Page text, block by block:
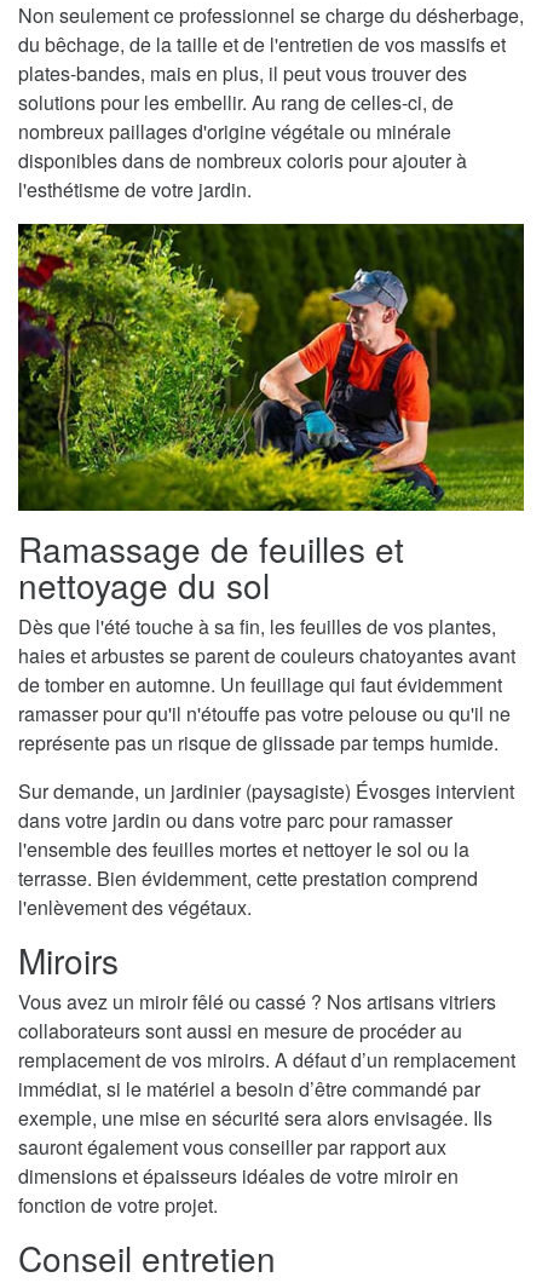
Non seulement ce professionnel se charge du désherbage,
du bêchage, de la taille et de l'entretien de vos massifs et
plates-bandes, mais en plus, il peut vous trouver des
solutions pour les embellir. Au rang de celles-ci, de
nombreux paillages d'origine végétale ou minérale
disponibles dans de nombreux coloris pour ajouter à
l'esthétisme de votre jardin.
Ramassage de feuilles et
nettoyage du sol
Dès que l'été touche à sa fin, les feuilles de vos plantes,
haies et arbustes se parent de couleurs chatoyantes avant
de tomber en automne. Un feuillage qui faut évidemment
ramasser pour qu'il n'étouffe pas votre pelouse ou qu'il ne
représente pas un risque de glissade par temps humide.
Sur demande, un jardinier (paysagiste) Évosges intervient
dans votre jardin ou dans votre parc pour ramasser
l'ensemble des feuilles mortes et nettoyer le sol ou la
terrasse. Bien évidemment, cette prestation comprend
l'enlèvement des végétaux.
Miroirs
Vous avez un miroir fêlé ou cassé ? Nos artisans vitriers
collaborateurs sont aussi en mesure de procéder au
remplacement de vos miroirs. A défaut d’un remplacement
immédiat, si le matériel a besoin d’être commandé par
exemple, une mise en sécurité sera alors envisagée. Ils
sauront également vous conseiller par rapport aux
dimensions et épaisseurs idéales de votre miroir en
fonction de votre projet.
Conseil entretien